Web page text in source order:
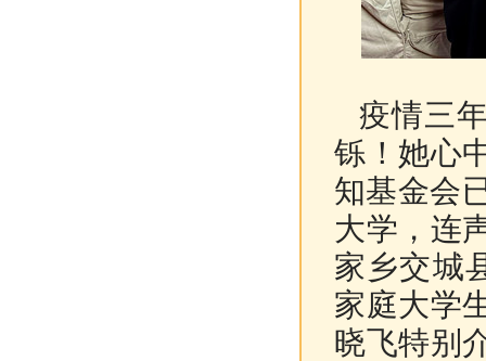
疫情三
铄！她心
知基金会
大学，连
家乡交城
家庭大学
晓飞特别